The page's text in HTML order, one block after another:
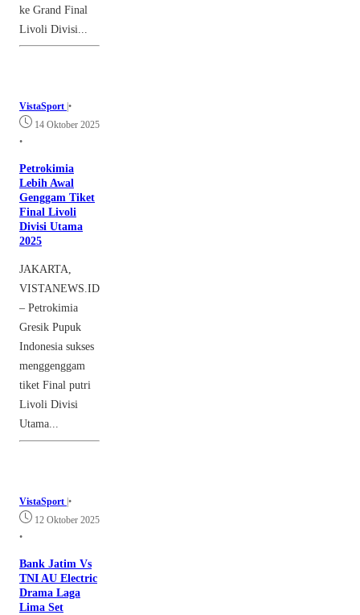
ke Grand Final
Livoli Divisi...
VistaSport •
14 Oktober 2025
•
Petrokimia
Lebih Awal
Genggam Tiket
Final Livoli
Divisi Utama
2025
JAKARTA,
VISTANEWS.ID
– Petrokimia
Gresik Pupuk
Indonesia sukses
menggenggam
tiket Final putri
Livoli Divisi
Utama...
VistaSport |•
12 Oktober 2025
•
Bank Jatim Vs
TNI AU Electric
Drama Laga
Lima Set